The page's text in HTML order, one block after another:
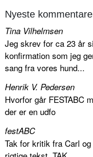
Nyeste
Tina Vilhelmsen
Jeg skrev for ca 23 år
konfirmation som jeg
sang fra vores hund...
Henrik V. Pedersen
Hvorfor går FESTABC
der er en udfo
festABC
Tak for kritik fra Carl